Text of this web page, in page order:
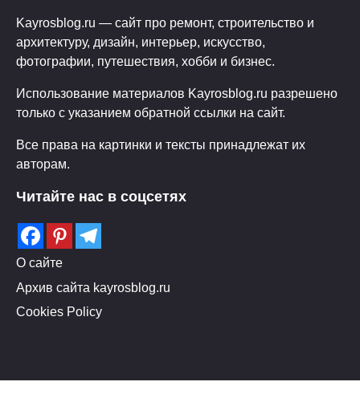
Kayrosblog.ru — сайт про ремонт, строительство и
архитектуру, дизайн, интерьер, искусство,
фотографии, путешествия, хобби и бизнес.
Использование материалов Kayrosblog.ru разрешено
только с указанием обратной ссылки на сайт.
Все права на картинки и тексты принадлежат их
авторам.
Читайте нас в соцсетях
О сайте
Архив сайта kayrosblog.ru
Cookies Policy